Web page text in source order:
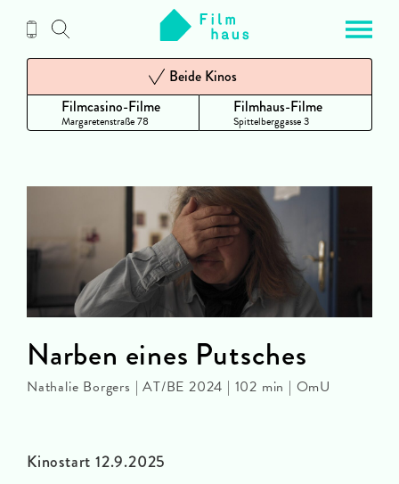
Inhalt
Filmcasino-Filme
Margaretenstraße 78
Beide Kinos
Filmhaus-Filme
Spittelberggasse 3
Kinostart 12.9.2025
Narben eines Putsches
Nathalie Borgers | AT/BE 2024 | 102 min | OmU